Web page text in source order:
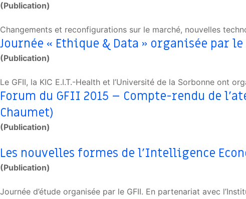
(Publication)
Changements et reconfigurations sur le marché, nouvelles
Journée « Ethique & Data » organisée par
(Publication)
Le GFII, la KIC E.I.T.-Health et l’Université de la Sorbonne ont
Forum du GFII 2015 – Compte-rendu de
Chaumet)
(Publication)
Les nouvelles formes de l’Intelligence
(Publication)
Journée d’étude organisée par le GFII. En partenariat avec